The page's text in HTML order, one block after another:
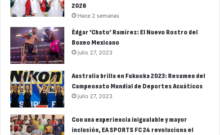
2026
Hace 2 semanas
Édgar ‘Chato’ Ramírez: El Nuevo Rostro del
Boxeo Mexicano
julio 27, 2023
Australia brilla en Fukuoka 2023: Resumen del
Campeonato Mundial de Deportes Acuáticos
julio 27, 2023
Con una experiencia inigualable y mayor
inclusión, EA SPORTS FC 24 revoluciona el